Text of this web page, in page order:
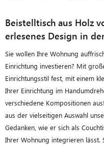
Beistelltisch aus Holz
erlesenes Design in
Sie wollen Ihre Wohnung
Einrichtung investieren? Mit
Einrichtungsstil fest, mit einem
Ihrer Einrichtung im
verschiedene Kompositionen
aus der vielseitigen Auswahl
Gedanken, wie er sich als
Ihrer Wohnung integrieren lässt.